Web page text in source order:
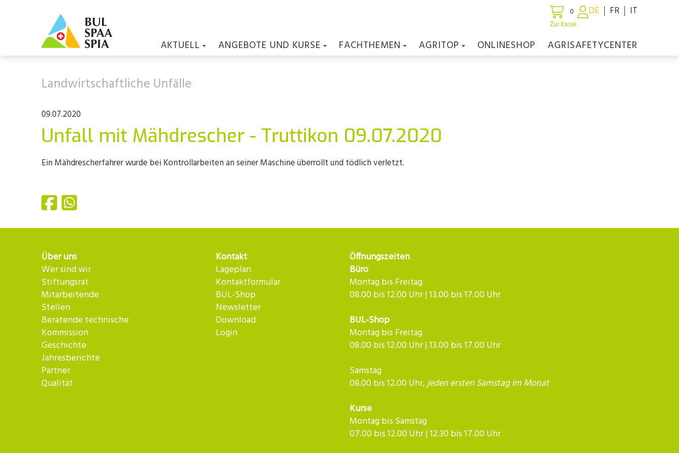
0
Zur Kasse
DE FR IT
AKTUELL ANGEBOTE UND KURSE FACHTHEMEN AGRITOP ONLINESHOP AGRISAFETYCENTER
Landwirtschaftliche Unfälle
09.07.2020
Unfall mit Mähdrescher - Truttikon 09.07.2020
Ein Mähdrescherfahrer wurde bei Kontrollarbeiten an seiner Maschine überrollt und tödlich verletzt.
Über uns
Wer sind wir
Stiftungsrat
Mitarbeitende
Stellen
Beratende technische
Kommission
Geschichte
Jahresberichte
Partner
Qualität
Kontakt
Lageplan
Kontaktformular
BUL-Shop
Newsletter
Download
Login
Öffnungszeiten
Büro
Montag bis Freitag
08.00 bis 12.00 Uhr | 13.00 bis 17.00 Uhr
BUL-Shop
Montag bis Freitag
08.00 bis 12.00 Uhr | 13.00 bis 17.00 Uhr
Samstag
08.00 bis 12.00 Uhr,jeden ersten Samstag im Monat
Kurse
Montag bis Samstag
07.00 bis 12.00 Uhr | 12.30 bis 17.00 Uhr​​​​​​